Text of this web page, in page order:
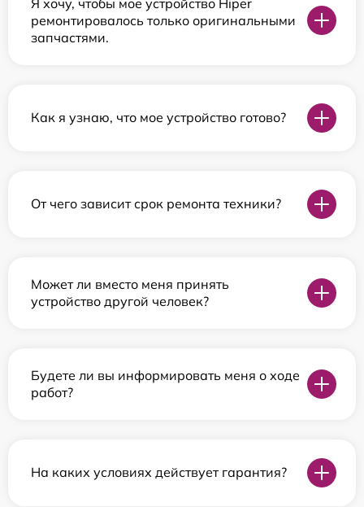
ремонтировалось только оригинальными
запчастями.
Как я узнаю, что мое устройство готово?
От чего зависит срок ремонта техники?
Может ли вместо меня принять
устройство другой человек?
Будете ли вы информировать меня о ходе
работ?
На каких условиях действует гарантия?